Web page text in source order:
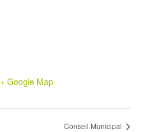
+ Google Map
Conseil Municipal